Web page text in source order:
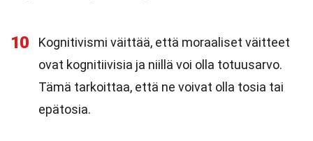
10
Kognitivismi väittää, että moraaliset väitteet
ovat kognitiivisia ja niillä voi olla totuusarvo.
Tämä tarkoittaa, että ne voivat olla tosia tai
epätosia.